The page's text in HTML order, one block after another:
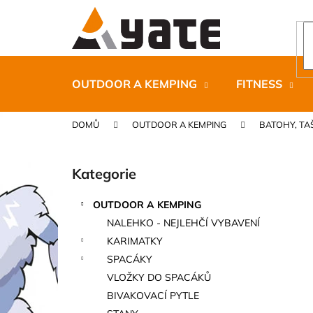
OUTDOOR A KEMPING FITNESS
DOMŮ OUTDOOR A KEMPING BATOHY,
r
a
n
Přeskočit
kategorie
Kategorie
OUTDOOR A KEMPING
NALEHKO - NEJLEHČÍ VYBAVENÍ
KARIMATKY
SPACÁKY
VLOŽKY DO SPACÁKŮ
BIVAKOVACÍ PYTLE
í
do
do
CARNOSPORT GEL 100 ML
899 Kč